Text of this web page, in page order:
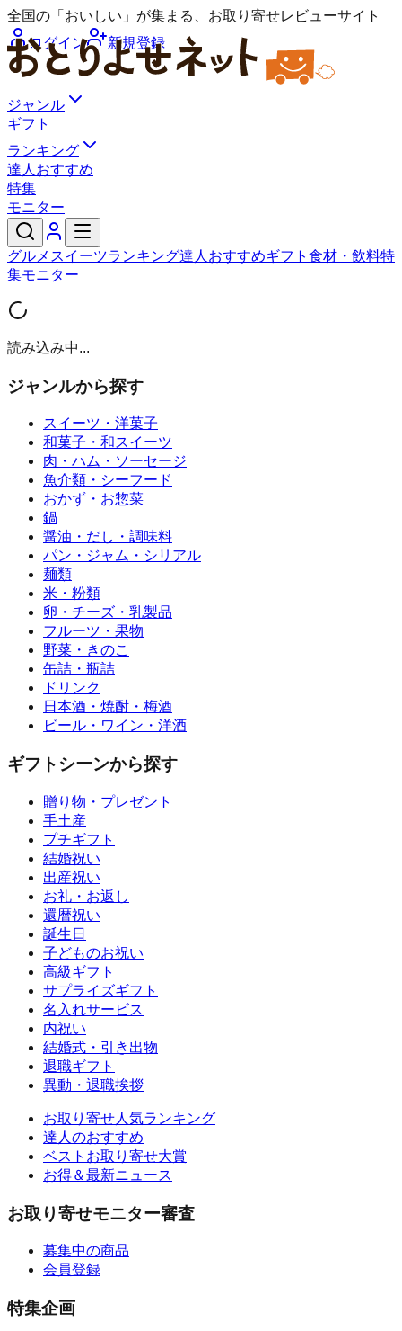
全国の「おいしい」が集まる、お取り寄せレビューサイト
ログイン
新規登録
ジャンル
ギフト
ランキング
達人おすすめ
特集
モニター
グルメ スイーツランキング達人おすすめギフト 食材・飲料特
集モニター
読み込み中...
ジャンルから探す
スイーツ・洋菓子
和菓子・和スイーツ
肉・ハム・ソーセージ
魚介類・シーフード
おかず・お惣菜
鍋
醤油・だし・調味料
パン・ジャム・シリアル
麺類
米・粉類
卵・チーズ・乳製品
フルーツ・果物
野菜・きのこ
缶詰・瓶詰
ドリンク
日本酒・焼酎・梅酒
ビール・ワイン・洋酒
ギフトシーンから探す
贈り物・プレゼント
手土産
プチギフト
結婚祝い
出産祝い
お礼・お返し
還暦祝い
誕生日
子どものお祝い
高級ギフト
サプライズギフト
名入れサービス
内祝い
結婚式・引き出物
退職ギフト
異動・退職挨拶
お取り寄せ人気ランキング
達人のおすすめ
ベストお取り寄せ大賞
お得＆最新ニュース
お取り寄せモニター審査
募集中の商品
会員登録
特集企画